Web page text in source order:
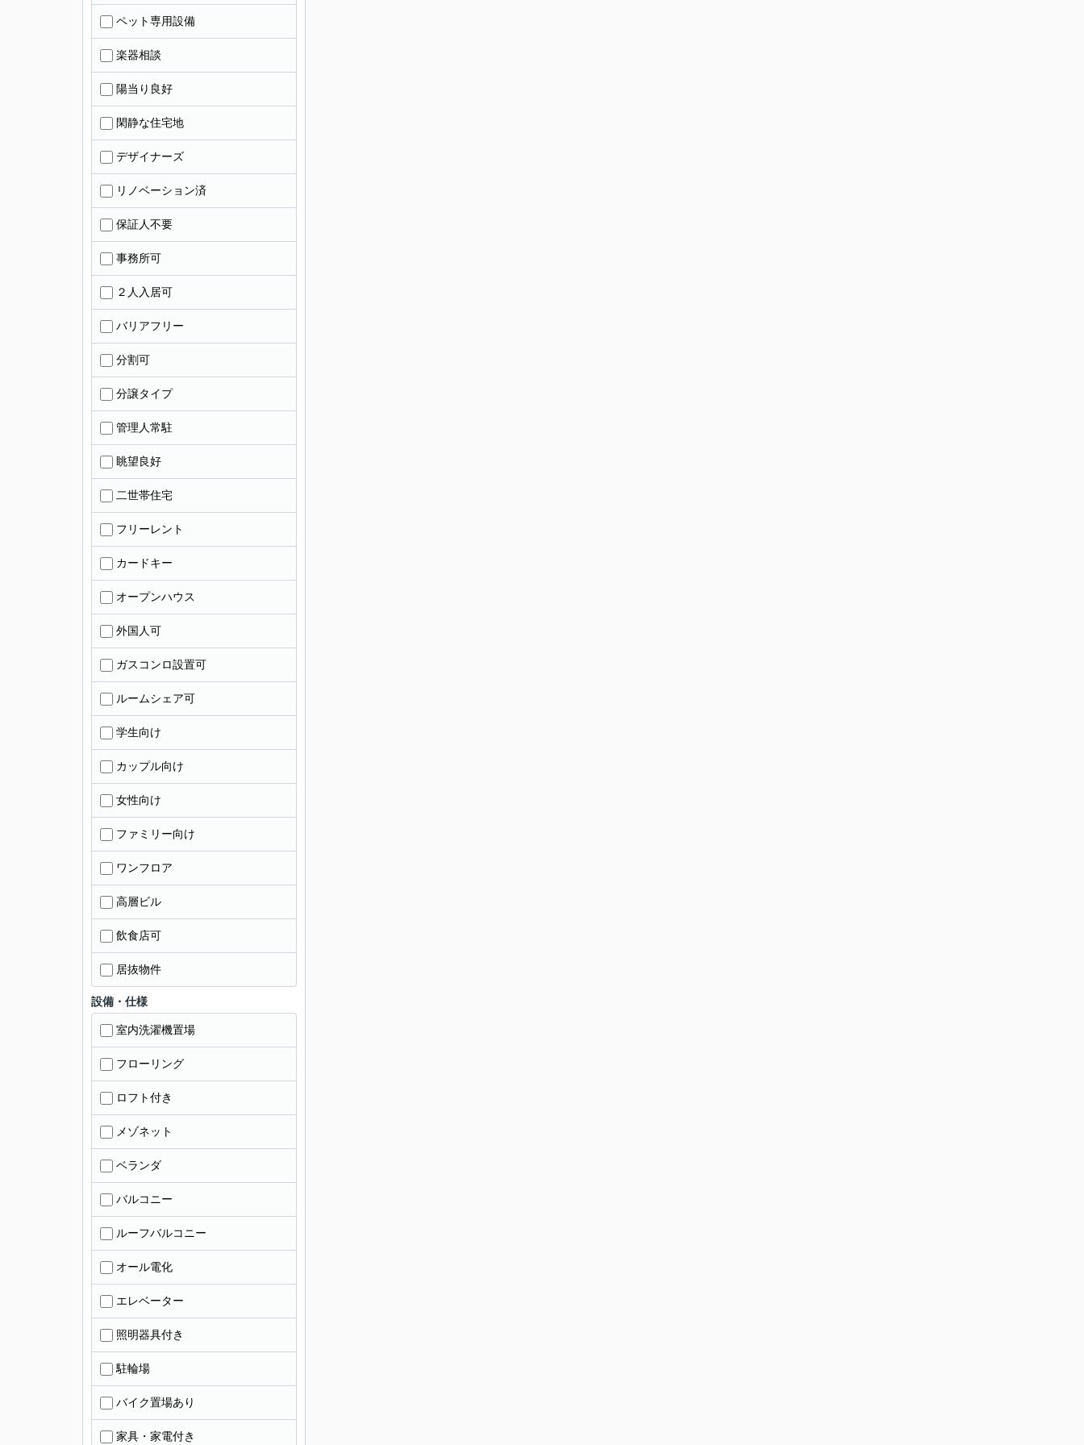
ペット専用設備
楽器相談
陽当り良好
閑静な住宅地
デザイナーズ
リノベーション済
保証人不要
事務所可
２人入居可
バリアフリー
分割可
分譲タイプ
管理人常駐
眺望良好
二世帯住宅
フリーレント
カードキー
オープンハウス
外国人可
ガスコンロ設置可
ルームシェア可
学生向け
カップル向け
女性向け
ファミリー向け
ワンフロア
高層ビル
飲食店可
居抜物件
設備・仕様
室内洗濯機置場
フローリング
ロフト付き
メゾネット
ベランダ
バルコニー
ルーフバルコニー
オール電化
エレベーター
照明器具付き
駐輪場
バイク置場あり
家具・家電付き